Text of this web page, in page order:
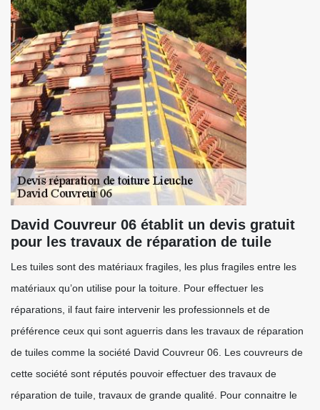
David Couvreur 06 établit un devis gratuit
pour les travaux de réparation de tuile
Les tuiles sont des matériaux fragiles, les plus fragiles entre les
matériaux qu’on utilise pour la toiture. Pour effectuer les
réparations, il faut faire intervenir les professionnels et de
préférence ceux qui sont aguerris dans les travaux de réparation
de tuiles comme la société David Couvreur 06. Les couvreurs de
cette société sont réputés pouvoir effectuer des travaux de
réparation de tuile, travaux de grande qualité. Pour connaitre le